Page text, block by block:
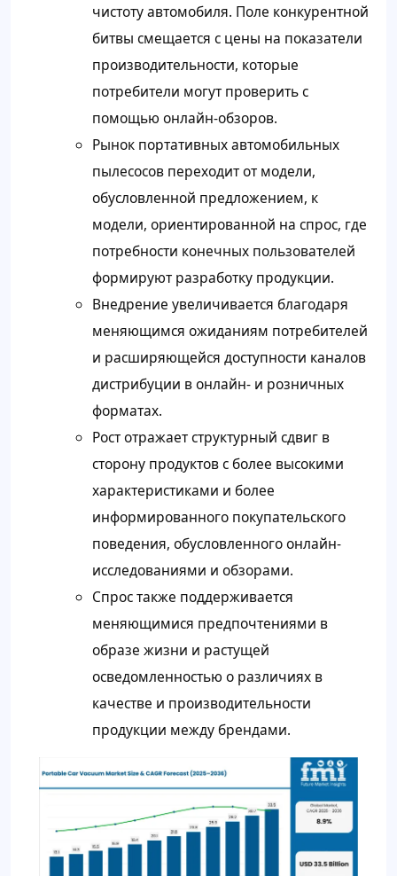
чистоту автомобиля. Поле конкурентной
битвы смещается с цены на показатели
производительности, которые
потребители могут проверить с
помощью онлайн-обзоров.
Рынок портативных автомобильных
пылесосов переходит от модели,
обусловленной предложением, к
модели, ориентированной на спрос, где
потребности конечных пользователей
формируют разработку продукции.
Внедрение увеличивается благодаря
меняющимся ожиданиям потребителей
и расширяющейся доступности каналов
дистрибуции в онлайн- и розничных
форматах.
Рост отражает структурный сдвиг в
сторону продуктов с более высокими
характеристиками и более
информированного покупательского
поведения, обусловленного онлайн-
исследованиями и обзорами.
Спрос также поддерживается
меняющимися предпочтениями в
образе жизни и растущей
осведомленностью о различиях в
качестве и производительности
продукции между брендами.